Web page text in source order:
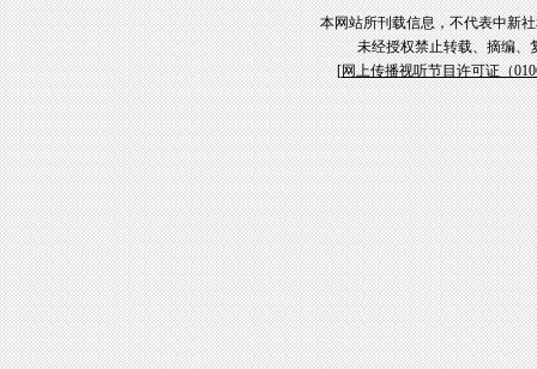
本网站所刊载信息，不代表中新
未经授权禁止转载、摘编、
[网上传播视听节目许可证（